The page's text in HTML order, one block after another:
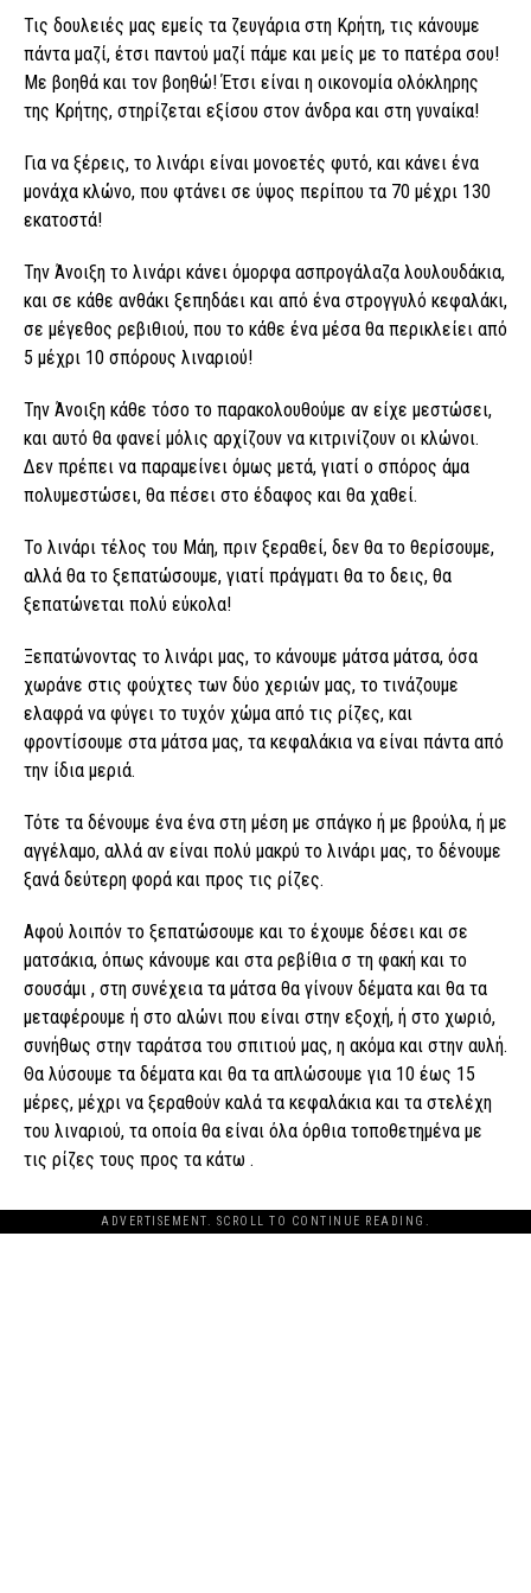
Τις δουλειές μας εμείς τα ζευγάρια στη Κρήτη, τις κάνουμε
πάντα μαζί, έτσι παντού μαζί πάμε και μείς με το πατέρα σου!
Με βοηθά και τον βοηθώ! Έτσι είναι η οικονομία ολόκληρης
της Κρήτης, στηρίζεται εξίσου στον άνδρα και στη γυναίκα!
Για να ξέρεις, το λινάρι είναι μονοετές φυτό, και κάνει ένα
μονάχα κλώνο, που φτάνει σε ύψος περίπου τα 70 μέχρι 130
εκατοστά!
Την Άνοιξη το λινάρι κάνει όμορφα ασπρογάλαζα λουλουδάκια,
και σε κάθε ανθάκι ξεπηδάει και από ένα στρογγυλό κεφαλάκι,
σε μέγεθος ρεβιθιού, που το κάθε ένα μέσα θα περικλείει από
5 μέχρι 10 σπόρους λιναριού!
Την Άνοιξη κάθε τόσο το παρακολουθούμε αν είχε μεστώσει,
και αυτό θα φανεί μόλις αρχίζουν να κιτρινίζουν οι κλώνοι.
Δεν πρέπει να παραμείνει όμως μετά, γιατί ο σπόρος άμα
πολυμεστώσει, θα πέσει στο έδαφος και θα χαθεί.
Το λινάρι τέλος του Μάη, πριν ξεραθεί, δεν θα το θερίσουμε,
αλλά θα το ξεπατώσουμε, γιατί πράγματι θα το δεις, θα
ξεπατώνεται πολύ εύκολα!
Ξεπατώνοντας το λινάρι μας, το κάνουμε μάτσα μάτσα, όσα
χωράνε στις φούχτες των δύο χεριών μας, το τινάζουμε
ελαφρά να φύγει το τυχόν χώμα από τις ρίζες, και
φροντίσουμε στα μάτσα μας, τα κεφαλάκια να είναι πάντα από
την ίδια μεριά.
Τότε τα δένουμε ένα ένα στη μέση με σπάγκο ή με βρούλα, ή με
αγγέλαμο, αλλά αν είναι πολύ μακρύ το λινάρι μας, το δένουμε
ξανά δεύτερη φορά και προς τις ρίζες.
Αφού λοιπόν το ξεπατώσουμε και το έχουμε δέσει και σε
ματσάκια, όπως κάνουμε και στα ρεβίθια σ τη φακή και το
σουσάμι , στη συνέχεια τα μάτσα θα γίνουν δέματα και θα τα
μεταφέρουμε ή στο αλώνι που είναι στην εξοχή, ή στο χωριό,
συνήθως στην ταράτσα του σπιτιού μας, η ακόμα και στην αυλή.
Θα λύσουμε τα δέματα και θα τα απλώσουμε για 10 έως 15
μέρες, μέχρι να ξεραθούν καλά τα κεφαλάκια και τα στελέχη
του λιναριού, τα οποία θα είναι όλα όρθια τοποθετημένα με
τις ρίζες τους προς τα κάτω .
ADVERTISEMENT. SCROLL TO CONTINUE READING.